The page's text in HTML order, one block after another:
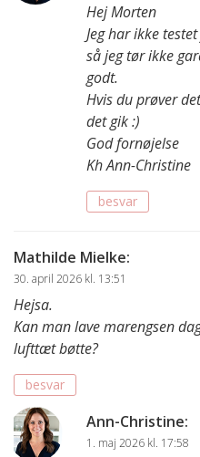
Hej Morten
Jeg har ikke
så jeg tør ikke
godt.
Hvis du prøver
det gik :)
God fornøjelse
Kh Ann-Christine
besvar
Mathilde Mielke:
30. april 2026 kl. 13:51
Hejsa.
Kan man lave marengsen
lufttæt bøtte?
besvar
Ann-Christine:
1. maj 2026 kl. 17:58